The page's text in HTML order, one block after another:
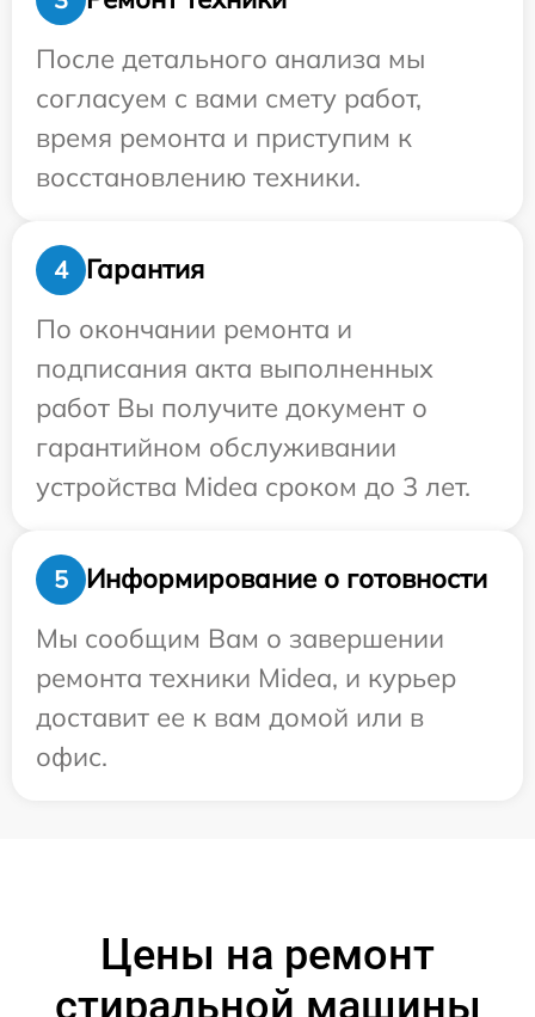
После детального анализа мы
согласуем с вами смету работ,
время ремонта и приступим к
восстановлению техники.
4
Гарантия
По окончании ремонта и
подписания акта выполненных
работ Вы получите документ о
гарантийном обслуживании
устройства Midea сроком до 3 лет.
5
Информирование о готовности
Мы сообщим Вам о завершении
ремонта техники Midea, и курьер
доставит ее к вам домой или в
офис.
Цены на ремонт
стиральной машины